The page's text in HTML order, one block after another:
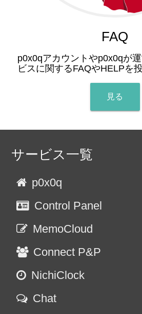
FAQ
p0x0qアカウントやp0x0qが
ビスに関するFAQやHELPを
見る
サービス一覧
p0x0q
Control Panel
MemoCloud
Connect P&P
NichiClock
Chat